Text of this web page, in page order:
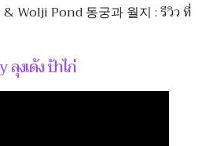
Wolji Pond 동궁과 월지 : รีวิว ที่
ลุงเด้ง ป้าไก่